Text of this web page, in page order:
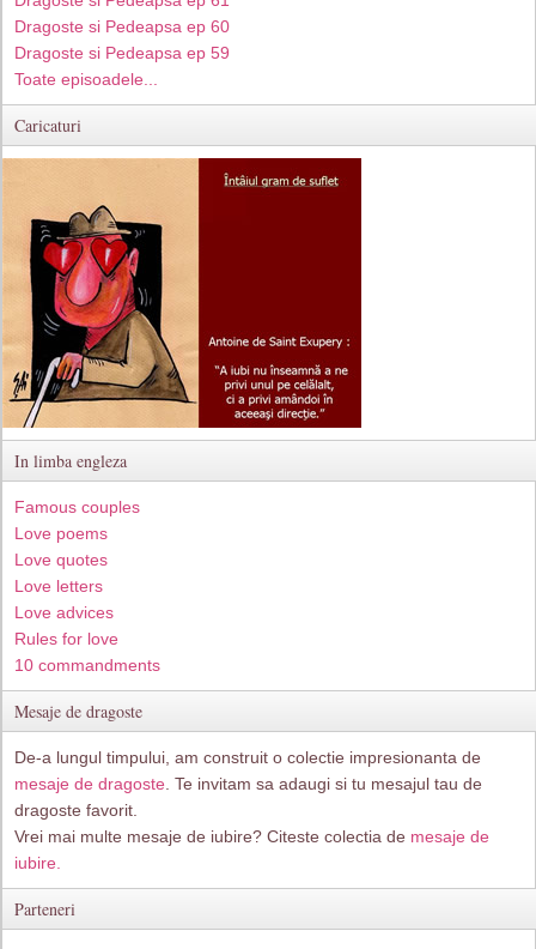
Dragoste si Pedeapsa ep 60
Dragoste si Pedeapsa ep 59
Toate episoadele...
Caricaturi
In limba engleza
Famous couples
Love poems
Love quotes
Love letters
Love advices
Rules for love
10 commandments
Mesaje de dragoste
De-a lungul timpului, am construit o colectie impresionanta de
mesaje de dragoste . Te invitam sa adaugi si tu mesajul tau de
dragoste favorit.
Vrei mai multe mesaje de iubire? Citeste colectia de mesaje de
iubire.
Parteneri